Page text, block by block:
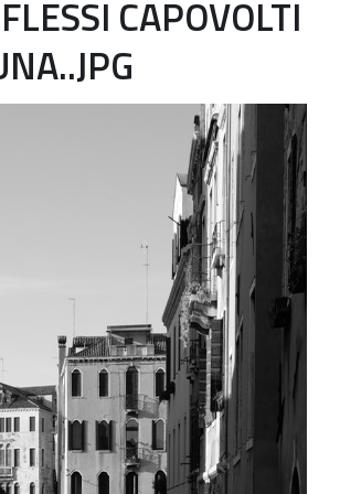
Storico-Artistico
Ufficio Esportazione
CAPOVOLTI